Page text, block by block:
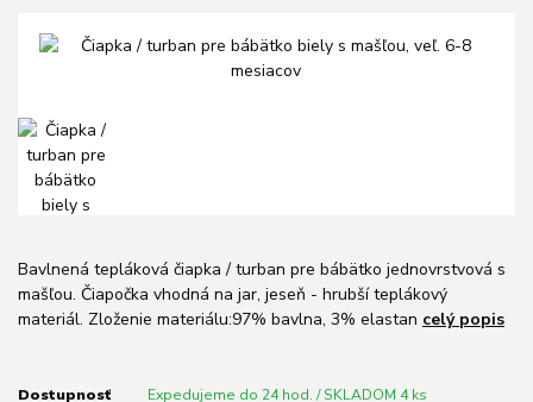
Bavlnená tepláková čiapka / turban pre bábätko jednovrstvová s
mašľou. Čiapočka vhodná na jar, jeseň - hrubší teplákový
materiál. Zloženie materiálu:97% bavlna, 3% elastan celý popis
Dostupnosť Expedujeme do 24 hod. / SKLADOM 4 ks